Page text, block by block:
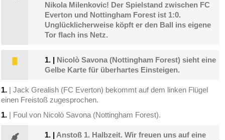
Nikola Milenkovic! Der Spielstand zwischen FC
Everton und Nottingham Forest ist 1:0.
Unglücklicherweise köpft er den Ball ins eigene
Tor flach ins Netz.
1. | Nicolò Savona (Nottingham Forest) sieht eine
Gelbe Karte für überhartes Einsteigen.
1. | Jack Grealish (FC Everton) bekommt auf dem linken Flügel
einen Freistoß zugesprochen.
1. | Foul von Nicolò Savona (Nottingham Forest).
1. | Anstoß 1. Halbzeit. Wir freuen uns auf eine